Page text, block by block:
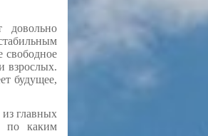
довольно
свободное
взрослых.
будущее,
главных
по каким